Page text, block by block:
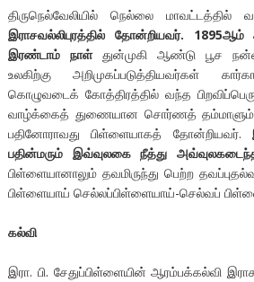
திருநெல்வேலியில் நெல்லை மாவட்டத்தில்
இராசவல்லிபுரத்தில் தோன்றியவர்.
இரண்டாம் நாள்துன்முகி ஆண்டு பூச
உலகிற்கு அறிமுகப்படுத்தியவர்கள்
கொழுவடைக் கோத்திரத்தில் வந்த
வாழ்க்கைத் துணையான சொர்ணத் தம்மாளும்
பதினோராவது பிள்ளையாகத் தோன்றியவர்.
பதின்மரும் இவ்வுலகை நீத்து
பிள்ளையானாலும் தவமிருந்து பெற்ற
பிள்ளையாய் செல்லப்பிள்ளையாய்-செல்வப்
கல்வி
இரா. பி. சேதுப்பிள்ளையின் ஆரம்பக்கல்வி